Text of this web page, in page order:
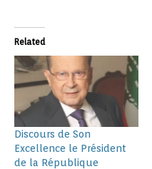
Related
Discours de Son
Excellence le Président
de la République